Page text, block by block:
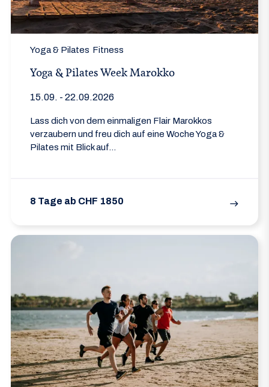
Yoga & Pilates Fitness
Yoga & Pilates Week Marokko
15.09. - 22.09.2026
Lass dich von dem einmaligen Flair Marokkos
verzaubern und freu dich auf eine Woche Yoga &
Pilates mit Blick auf...
8 Tage ab CHF 1850 east